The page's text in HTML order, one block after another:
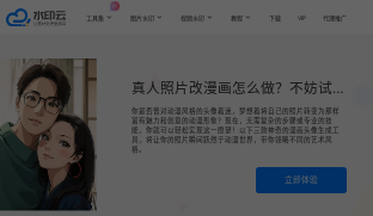
工具集 图片水印 视频水印 教程 下载 VIP 代理推广
真人照片改漫画怎么做？不妨试试这三款动漫头像生成神器！
你是否曾对动漫风格的头像着迷，梦想着将自己的照片转变为那样
富有魅力和创意的动漫形象？现在，无需复杂的步骤或专业的技
能，你就可以轻松实现这一愿望！以下三款神奇的漫画头像生成工
具，将让你的照片瞬间跃然于动漫世界，带你领略不同的艺术风
格。
立即体验